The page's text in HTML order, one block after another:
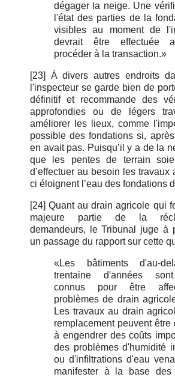
dégager la neige. Une
l'état des parties de la
visibles au moment de
devrait être effectuée
procéder à la transaction.»
[23] À divers autres endroits
l'inspecteur se garde bien de
définitif et recommande des
approfondies ou de légers
améliorer les lieux, comme
possible des fondations si,
en avait pas. Puisqu’il y a de la
que les pentes de terrain
d’effectuer au besoin les travaux
ci éloignent l’eau des fondations
[24] Quant au drain agricole qui
majeure partie de la
demandeurs, le Tribunal juge à
un passage du rapport sur cette
«Les bâtiments d'au-
trentaine d'années
connus pour être
problèmes de drain
Les travaux au drain
remplacement peuvent être
à engendrer des coûts
des problèmes d'humidité
ou d'infiltrations d'eau
manifester à la base des